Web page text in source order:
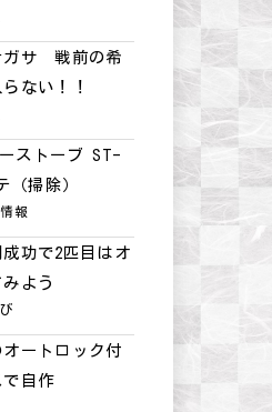
ガサ 戦前の希
ない！！
ストーブ ST-
（掃除）
報
功で2匹目はオ
よう
ートロック付
で自作